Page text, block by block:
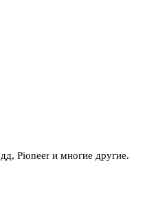
Pioneer и многие другие.